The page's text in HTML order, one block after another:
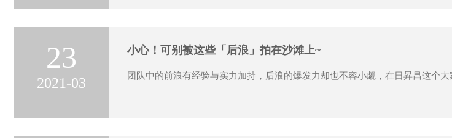
23
2021-03
小心！可别被这些「后浪」拍在沙滩上~
团队中的前浪有经验与实力加持，后浪的爆发力却也不容小觑，在日昇昌这个